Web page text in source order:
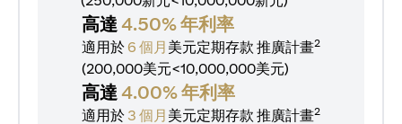
高達 4.50% 年利率
適用於6 個月 美元定期存款 推廣計畫2
(200,000美元<10,000,000美元)
高達 4.00% 年利率
適用於 3 個月 美元定期存款 推廣計畫2